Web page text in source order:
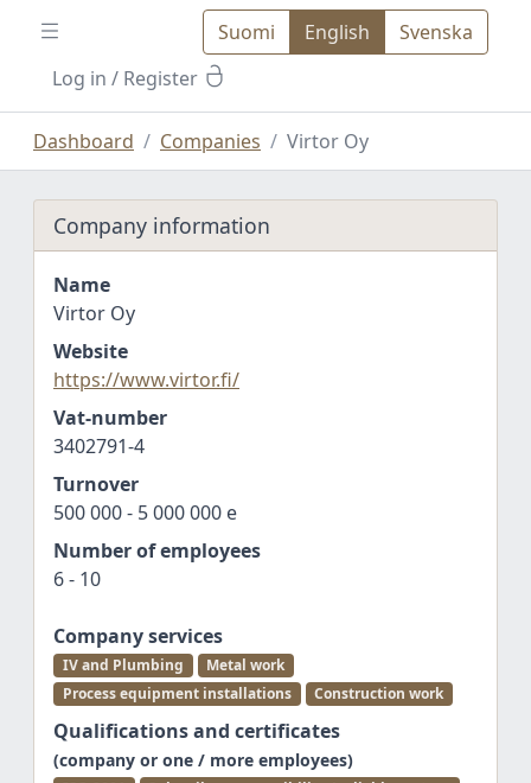
Suomi English
Svenska
Log in / Register
Dashboard Companies Virtor Oy
Company information
Name
Virtor Oy
Website
https://www.virtor.fi/
Vat-number
3402791-4
Turnover
500 000 - 5 000 000 e
Number of employees
6 - 10
Company services
IV and Plumbing
Metal work
Process equipment installations
Construction work
Qualifications and certificates
(company or one / more employees)